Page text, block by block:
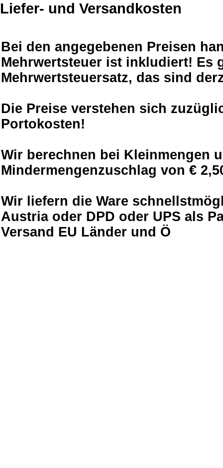
Liefer- und Versandkosten
Bei den angegebenen Preisen
Mehrwertsteuer ist inkludiert! Es
Mehrwertsteuersatz, das sind
Die Preise verstehen sich
Portokosten!
Wir berechnen bei Kleinmengen
Mindermengenzuschlag von €
Wir liefern die Ware
Austria oder DPD oder UPS als
Versand EU Länder und Ö